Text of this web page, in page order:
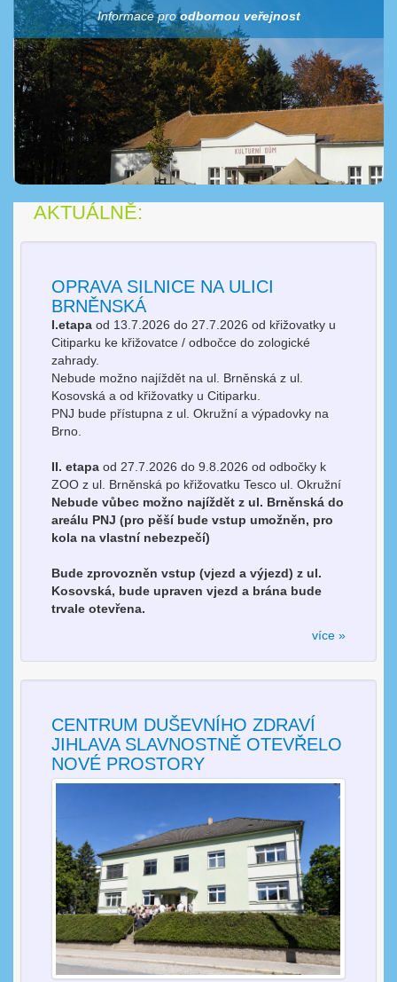
Informace proodbornou veřejnost
AKTUÁLNĚ:
OPRAVA SILNICE NA ULICI
BRNĚNSKÁ
I.etapa od 13.7.2026 do 27.7.2026 od křižovatky u
Citiparku ke křižovatce / odbočce do zologické
zahrady.
Nebude možno najíždět na ul. Brněnská z ul.
Kosovská a od křižovatky u Citiparku.
PNJ bude přístupna z ul. Okružní a výpadovky na
Brno.
II. etapaod 27.7.2026 do 9.8.2026 od odbočky k
ZOO z ul. Brněnská po křižovatku Tesco ul. Okružní
Nebude vůbec možno najíždět z ul. Brněnská do
areálu PNJ (pro pěší bude vstup umožněn, pro
kola na vlastní nebezpečí)
Bude zprovozněn vstup (vjezd a výjezd) z ul.
Kosovská, bude upraven vjezd a brána bude
trvale otevřena.
více »
CENTRUM DUŠEVNÍHO ZDRAVÍ
JIHLAVA SLAVNOSTNĚ OTEVŘELO
NOVÉ PROSTORY